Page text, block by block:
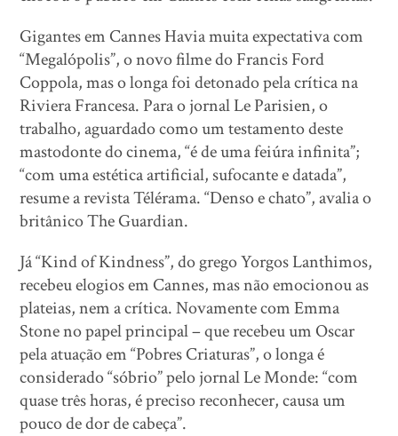
Gigantes em Cannes Havia muita expectativa com
“Megalópolis”, o novo filme do Francis Ford
Coppola, mas o longa foi detonado pela crítica na
Riviera Francesa. Para o jornal Le Parisien, o
trabalho, aguardado como um testamento deste
mastodonte do cinema, “é de uma feiúra infinita”;
“com uma estética artificial, sufocante e datada”,
resume a revista Télérama. “Denso e chato”, avalia o
britânico The Guardian.
Já “Kind of Kindness”, do grego Yorgos Lanthimos,
recebeu elogios em Cannes, mas não emocionou as
plateias, nem a crítica. Novamente com Emma
Stone no papel principal – que recebeu um Oscar
pela atuação em “Pobres Criaturas”, o longa é
considerado “sóbrio” pelo jornal Le Monde: “com
quase três horas, é preciso reconhecer, causa um
pouco de dor de cabeça”.